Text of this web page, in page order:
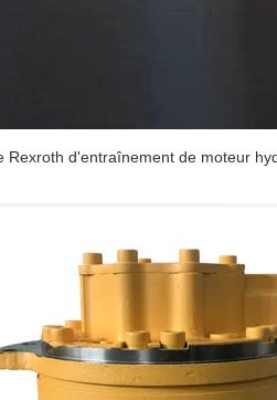
Rexroth d'entraînement de moteur